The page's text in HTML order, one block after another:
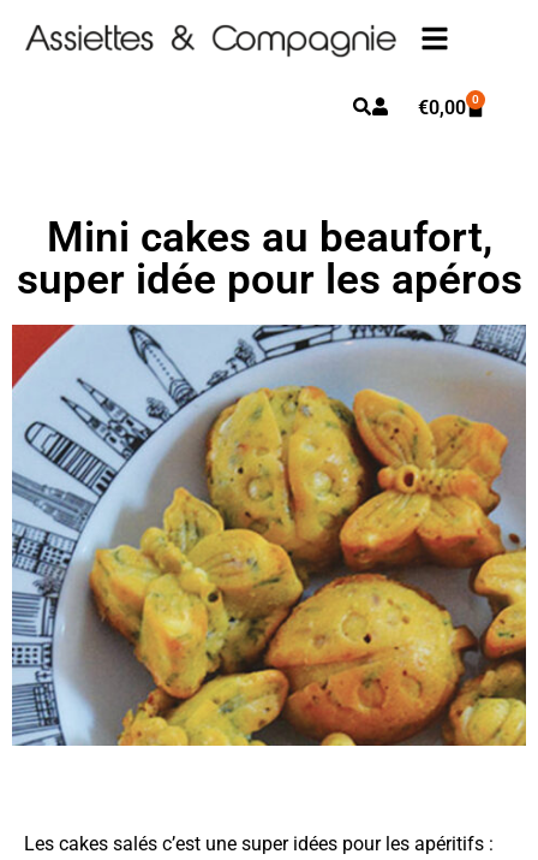
€0,00 0
Mini cakes au beaufort,
super idée pour les apéros
Les cakes salés c’est une super idées pour les apéritifs :